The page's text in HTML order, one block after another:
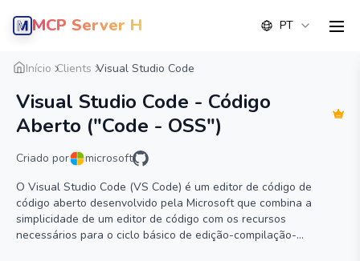
MCP Server Hub PT
Início Clients Visual Studio Code
Visual Studio Code - Código
Aberto ("Code - OSS")
Criado por
microsoft
O Visual Studio Code (VS Code) é um editor de código de
código aberto desenvolvido pela Microsoft que combina a
simplicidade de um editor de código com os recursos
necessários para o ciclo básico de edição-compilação-
Visão geral Detalhe